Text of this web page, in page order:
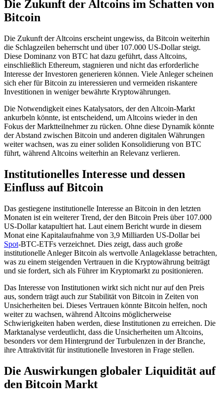
Die Zukunft der Altcoins im Schatten von
Bitcoin
Die Zukunft der Altcoins erscheint ungewiss, da Bitcoin weiterhin
die Schlagzeilen beherrscht und über 107.000 US-Dollar steigt.
Diese Dominanz von BTC hat dazu geführt, dass Altcoins,
einschließlich Ethereum, stagnieren und nicht das erforderliche
Interesse der Investoren generieren können. Viele Anleger scheinen
sich eher für Bitcoin zu interessieren und vermeiden riskantere
Investitionen in weniger bewährte Kryptowährungen.
Die Notwendigkeit eines Katalysators, der den Altcoin-Markt
ankurbeln könnte, ist entscheidend, um Altcoins wieder in den
Fokus der Marktteilnehmer zu rücken. Ohne diese Dynamik könnte
der Abstand zwischen Bitcoin und anderen digitalen Währungen
weiter wachsen, was zu einer soliden Konsolidierung von BTC
führt, während Altcoins weiterhin an Relevanz verlieren.
Institutionelles Interesse und dessen
Einfluss auf Bitcoin
Das gestiegene institutionelle Interesse an Bitcoin in den letzten
Monaten ist ein weiterer Trend, der den Bitcoin Preis über 107.000
US-Dollar katapultiert hat. Laut einem Bericht wurde in diesem
Monat eine Kapitalaufnahme von 3,9 Milliarden US-Dollar bei
Spot-BTC-ETFs verzeichnet. Dies zeigt, dass auch große
institutionelle Anleger Bitcoin als wertvolle Anlageklasse betrachten,
was zu einem steigenden Vertrauen in die Kryptowährung beiträgt
und sie fordert, sich als Führer im Kryptomarkt zu positionieren.
Das Interesse von Institutionen wirkt sich nicht nur auf den Preis
aus, sondern trägt auch zur Stabilität von Bitcoin in Zeiten von
Unsicherheiten bei. Dieses Vertrauen könnte Bitcoin helfen, noch
weiter zu wachsen, während Altcoins möglicherweise
Schwierigkeiten haben werden, diese Institutionen zu erreichen. Die
Marktanalyse verdeutlicht, dass die Unsicherheiten um Altcoins,
besonders vor dem Hintergrund der Turbulenzen in der Branche,
ihre Attraktivität für institutionelle Investoren in Frage stellen.
Die Auswirkungen globaler Liquidität auf
den Bitcoin Markt